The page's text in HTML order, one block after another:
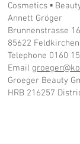
Cosmetics ▪
Annett Gröger
Brunnenstrasse 16
85622 Feldkirchen
Telephone 0160
Email
Groeger Beauty
HRB 216257